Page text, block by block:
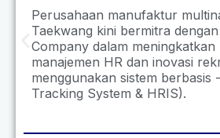
Perusahaan manufaktur
Taekwang kini bermitra
Company dalam meningkatkan
manajemen HR dan inovasi
menggunakan sistem berbasis
Tracking System & HRIS).